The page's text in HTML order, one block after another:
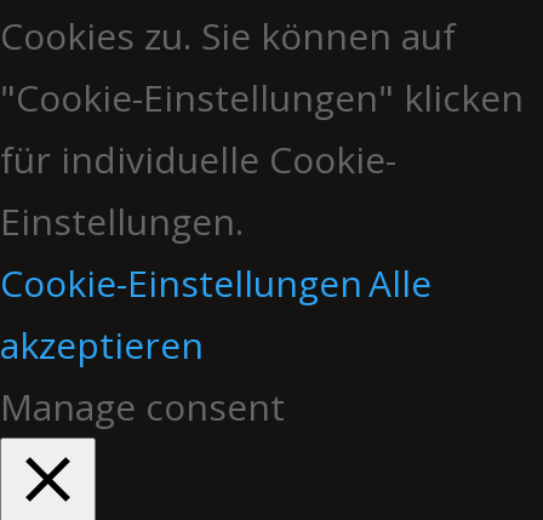
Cookies zu. Sie können auf
"Cookie-Einstellungen" klicken
für individuelle Cookie-
Einstellungen.
Cookie-EinstellungenAlle
akzeptieren
Manage consent